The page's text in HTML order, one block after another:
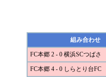
組み合わせ
FC本郷 2 - 0 横浜SCつばさ
FC本郷 4 - 0 しらとり台FC